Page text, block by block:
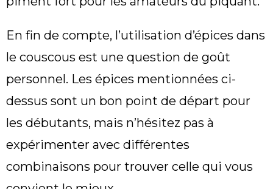
En fin de compte, l’utilisation d’épices dans
le couscous est une question de goût
personnel. Les épices mentionnées ci-
dessus sont un bon point de départ pour
les débutants, mais n’hésitez pas à
expérimenter avec différentes
combinaisons pour trouver celle qui vous